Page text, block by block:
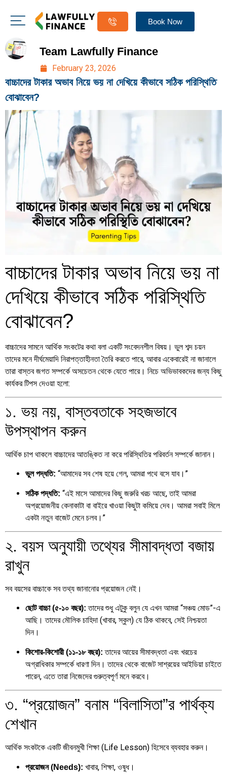
Book Now
Team Lawfully Finance
February 23, 2026
বাচ্চাদের টাকার অভাব নিয়ে ভয় না দেখিয়ে কীভাবে সঠিক পরিস্থিতি
বোঝাবেন?
বাচ্চাদের টাকার অভাব নিয়ে ভয় না
দেখিয়ে কীভাবে সঠিক পরিস্থিতি
বোঝাবেন?
বাচ্চাদের সামনে আর্থিক সংকটের কথা বলা একটি সংবেদনশীল বিষয়। ভুল শব্দ চয়ন
তাদের মনে দীর্ঘমেয়াদি নিরাপত্তাহীনতা তৈরি করতে পারে, আবার একেবারেই না জানালে
তারা বাস্তব জগত সম্পর্কে অসচেতন থেকে যেতে পারে। নিচে অভিভাবকদের জন্য কিছু
কার্যকর টিপস দেওয়া হলো:
১. ভয় নয়, বাস্তবতাকে সহজভাবে
উপস্থাপন করুন
আর্থিক চাপ থাকলে বাচ্চাদের আতঙ্কিত না করে পরিস্থিতির পরিবর্তন সম্পর্কে জানান।
ভুল পদ্ধতি: “আমাদের সব শেষ হয়ে গেল, আমরা পথে বসে যাব।”
সঠিক পদ্ধতি: “এই মাসে আমাদের কিছু জরুরি খরচ আছে, তাই আমরা
অপ্রয়োজনীয় কেনাকাটা বা বাইরে খাওয়া কিছুটা কমিয়ে দেব। আমরা সবাই মিলে
একটা নতুন বাজেট মেনে চলব।”
২. বয়স অনুযায়ী তথ্যের সীমাবদ্ধতা বজায়
রাখুন
সব বয়সের বাচ্চাকে সব তথ্য জানানোর প্রয়োজন নেই।
ছোট বাচ্চা (৫-১০ বছর): তাদের শুধু এটুকু বলুন যে এখন আমরা “সঞ্চয় মোড”-এ
আছি। তাদের মৌলিক চাহিদা (খাবার, স্কুল) যে ঠিক থাকবে, সেই নিশ্চয়তা
দিন।
কিশোর-কিশোরী (১১-১৮ বছর): তাদের আয়ের সীমাবদ্ধতা এবং খরচের
অগ্রাধিকার সম্পর্কে ধারণা দিন। তাদের থেকে বাজেট সাশ্রয়ের আইডিয়া চাইতে
পারেন, এতে তারা নিজেদের গুরুত্বপূর্ণ মনে করবে।
৩. “প্রয়োজন” বনাম “বিলাসিতা”র পার্থক্য
শেখান
আর্থিক সংকটকে একটি জীবনমুখী শিক্ষা (Life Lesson) হিসেবে ব্যবহার করুন।
প্রয়োজন (Needs): খাবার, শিক্ষা, ওষুধ।